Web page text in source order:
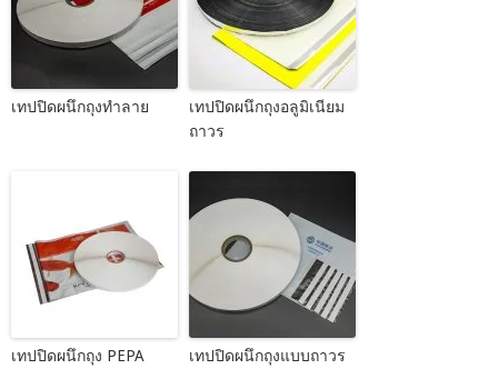
เทปปิดผนึกถุงทำลาย
เทปปิดผนึกถุงอลูมิเนียม
ถาวร
เทปปิดผนึกถุง PEPA
เทปปิดผนึกถุงแบบถาวร